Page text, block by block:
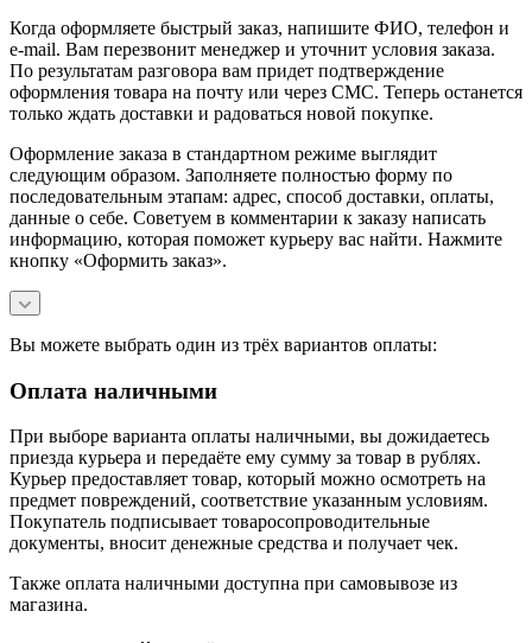
Когда оформляете быстрый заказ, напишите ФИО, телефон и
e-mail. Вам перезвонит менеджер и уточнит условия заказа.
По результатам разговора вам придет подтверждение
оформления товара на почту или через СМС. Теперь останется
только ждать доставки и радоваться новой покупке.
Оформление заказа в стандартном режиме выглядит
следующим образом. Заполняете полностью форму по
последовательным этапам: адрес, способ доставки, оплаты,
данные о себе. Советуем в комментарии к заказу написать
информацию, которая поможет курьеру вас найти. Нажмите
кнопку «Оформить заказ».
Вы можете выбрать один из трёх вариантов оплаты:
Оплата наличными
При выборе варианта оплаты наличными, вы дожидаетесь
приезда курьера и передаёте ему сумму за товар в рублях.
Курьер предоставляет товар, который можно осмотреть на
предмет повреждений, соответствие указанным условиям.
Покупатель подписывает товаросопроводительные
документы, вносит денежные средства и получает чек.
Также оплата наличными доступна при самовывозе из
магазина.